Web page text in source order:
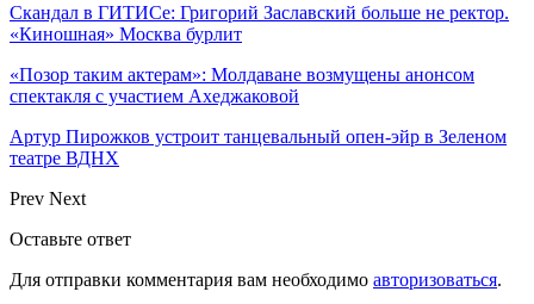
Скандал в ГИТИСе: Григорий Заславский больше не ректор.
«Киношная» Москва бурлит
«Позор таким актерам»: Молдаване возмущены анонсом
спектакля с участием Ахеджаковой
Артур Пирожков устроит танцевальный опен-эйр в Зеленом
театре ВДНХ
Prev Next
Оставьте ответ
Для отправки комментария вам необходимо авторизоваться.